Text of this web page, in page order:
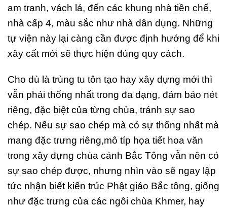
am tranh, vách lá, đến các khung nhà tiền chế,
nhà cấp 4, màu sắc như nhà dân dụng. Những
tự viện này lại càng cần được định hướng để khi
xây cất mới sẽ thực hiện đúng quy cách.
Cho dù là trùng tu tôn tạo hay xây dựng mới thì
vẫn phải thống nhất trong đa dạng, đảm bảo nét
riêng, đặc biệt của từng chùa, tránh sự sao
chép. Nếu sự sao chép mà có sự thống nhất mà
mang đặc trưng riêng,mô típ họa tiết hoa văn
trong xây dựng chùa cảnh Bắc Tông vẫn nên có
sự sao chép được, nhưng nhìn vào sẽ ngay lập
tức nhận biết kiến trúc Phật giáo Bắc tông, giống
như đặc trưng của các ngôi chùa Khmer, hay